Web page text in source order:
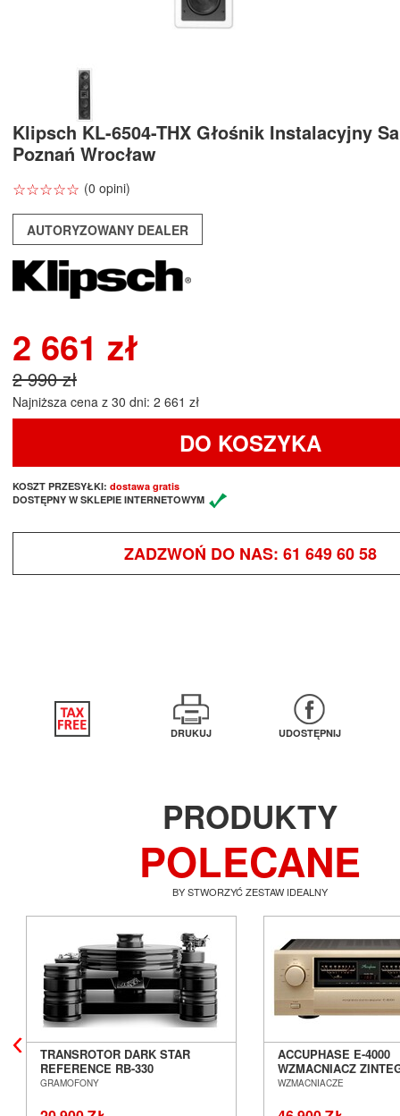
Klipsch KL-6504-THX Głośnik Instalacyjny
Poznań Wrocław
☆☆☆☆☆
★★★★★ (0 opini)
AUTORYZOWANY DEALER
2 661 zł
2 990 zł
Najniższa cena z 30 dni: 2 661 zł
DO KOSZYKA
KOSZT PRZESYŁKI: dostawa gratis
DOSTĘPNY W SKLEPIE INTERNETOWYM
ZADZWOŃ DO NAS: 61 649 60 58
DRUKUJ UDOSTĘPNIJ
PRODUKTY
POLECANE
BY STWORZYĆ ZESTAW IDEALNY
TRANSROTOR DARK STAR
REFERENCE RB-330
GRAMOFON ANALOGOWY
GRAMOFONY
ACCUPHASE E-4000
WZMACNIACZ
SALON POZNAŃ
WZMACNIACZE